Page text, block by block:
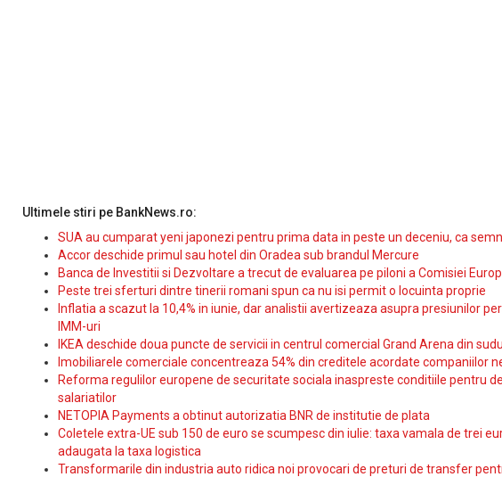
Ultimele stiri pe BankNews.ro:
SUA au cumparat yeni japonezi pentru prima data in peste un deceniu, ca
Accor deschide primul sau hotel din Oradea sub brandul Mercure
Banca de Investitii si Dezvoltare a trecut de evaluarea pe piloni a Comisiei
Peste trei sferturi dintre tinerii romani spun ca nu isi permit o locuinta proprie
Inflatia a scazut la 10,4% in iunie, dar analistii avertizeaza asupra presiunilor
IMM-uri
IKEA deschide doua puncte de servicii in centrul comercial Grand Arena din
Imobiliarele comerciale concentreaza 54% din creditele acordate companiilor
Reforma regulilor europene de securitate sociala inaspreste conditiile pentru
salariatilor
NETOPIA Payments a obtinut autorizatia BNR de institutie de plata
Coletele extra-UE sub 150 de euro se scumpesc din iulie: taxa vamala de trei
adaugata la taxa logistica
Transformarile din industria auto ridica noi provocari de preturi de transfer